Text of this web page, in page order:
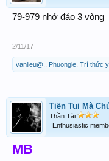
79-979 nhớ đảo 3 vòng
2/11/17
vanlieu@. Phuongle Trí thức
Tiền Tui Mà
Thần Tài
Enthusiastic
MB